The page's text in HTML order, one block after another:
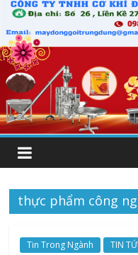
thực phẩm công
Tin Trong Ngành TIN